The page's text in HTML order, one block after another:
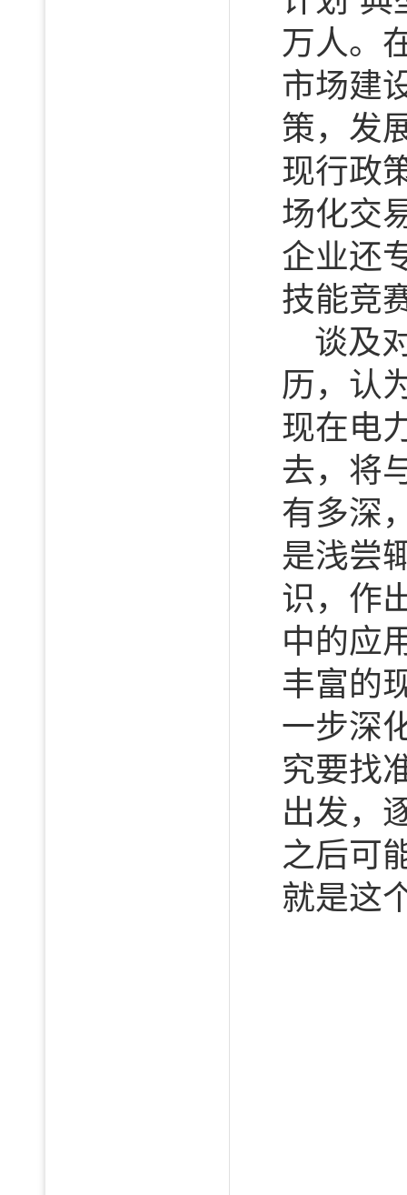
万人。
市场建
策，发
现行政
场化交
企业还
技能竞
谈及
历，认
现在电
去，将
有多深
是浅尝
识，作
中的应
丰富的
一步深
究要找
出发，
之后可
就是这